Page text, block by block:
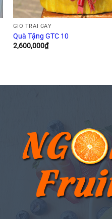
GIỎ TRÁI CÂY
Quà Tặng GTC 10
2,600,000₫